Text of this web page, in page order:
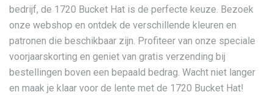
bedrijf, de 1720 Bucket Hat is de perfecte keuze. Bezoek
onze webshop en ontdek de verschillende kleuren en
patronen die beschikbaar zijn. Profiteer van onze speciale
voorjaarskorting en geniet van gratis verzending bij
bestellingen boven een bepaald bedrag. Wacht niet langer
en maak je klaar voor de lente met de 1720 Bucket Hat!